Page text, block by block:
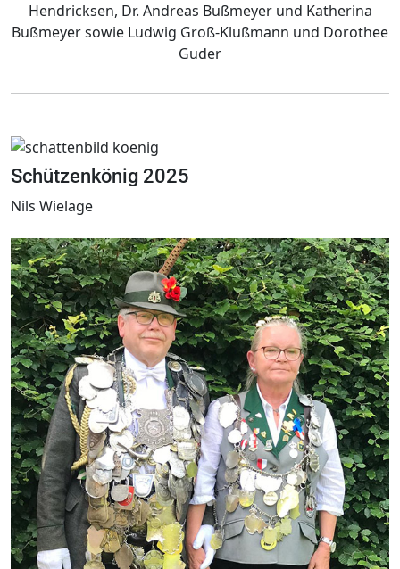
Hendricksen, Dr. Andreas Bußmeyer und Katherina
Bußmeyer sowie Ludwig Groß-Klußmann und Dorothee
Guder
Schützenkönig 2025
Nils Wielage